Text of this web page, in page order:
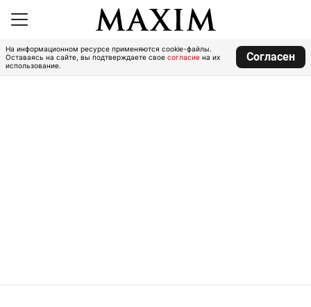
На информационном ресурсе применяются cookie-файлы.
Оставаясь на сайте, вы подтверждаете свое согласие на их
использование.
Согласен